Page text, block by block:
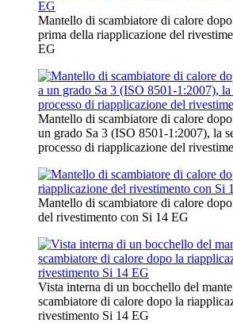
Mantello di scambiatore di calore
prima della riapplicazione del
EG
Mantello di scambiatore di calore
un grado Sa 3 (ISO 8501-1:2007), la
processo di riapplicazione del
Mantello di scambiatore di calore
del rivestimento con Si 14 EG
Vista interna di un bocchello del
scambiatore di calore dopo la
rivestimento Si 14 EG